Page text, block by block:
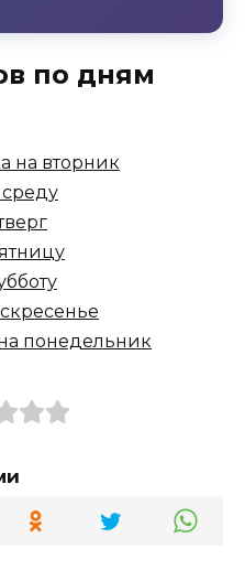
по дням
на вторник
понедельник